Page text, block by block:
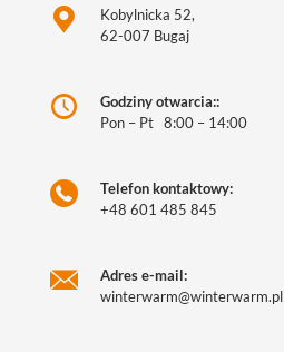
Kobylnicka 52,
62-007 Bugaj
Godziny otwarcia::
Pon – Pt 8:00 – 14:00
Telefon kontaktowy:
+48 601 485 845
Adres e-mail:
winterwarm@winterwarm.pl